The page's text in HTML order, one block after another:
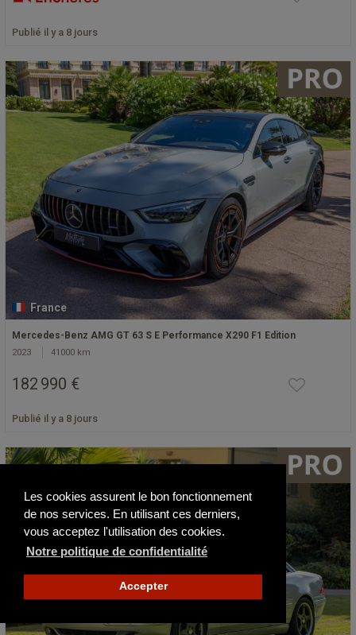
Les cookies assurent le bon fonctionnement
de nos services. En utilisant ces derniers,
vous acceptez l'utilisation des cookies.
Notre politique de confidentialité
Accepter
Publié il y a 8 jours
France
Mercedes-Benz AMG GT 63 S E Performance X290 F1 Edition
2023 41000 km
182 990 €
Publié il y a 8 jours